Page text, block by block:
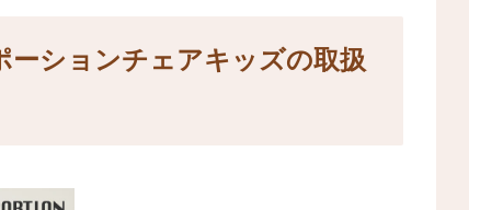
ーションチェアキッズの取扱